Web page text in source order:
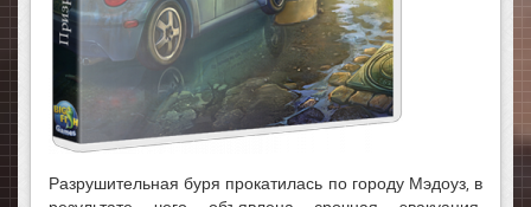
Разрушительная буря прокатилась по городу Мэдоуз, в